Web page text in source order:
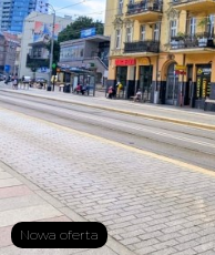
Nowa oferta